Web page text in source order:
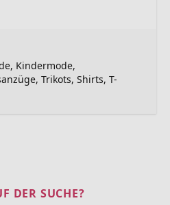
Kindermode,
Trikots, Shirts, T-
DER SUCHE?